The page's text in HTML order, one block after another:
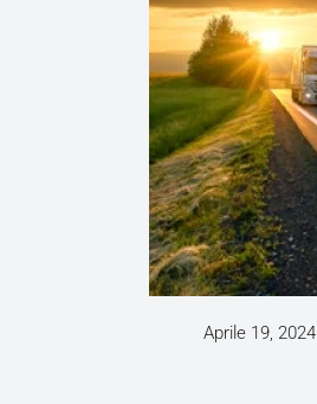
Aprile 19, 2024